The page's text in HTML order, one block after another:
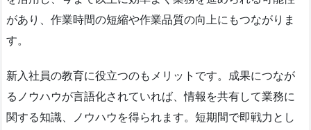
があり、作業時間の短縮や作業品質の向上にもつながりま
す。
新入社員の教育に役立つのもメリットです。成果につなが
るノウハウが言語化されていれば、情報を共有して業務に
関する知識、ノウハウを得られます。短期間で即戦力とし